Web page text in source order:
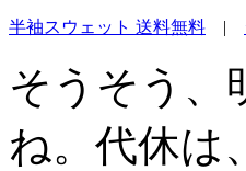
半袖スウェット 送料無料 |
そうそう、
ね。代休は